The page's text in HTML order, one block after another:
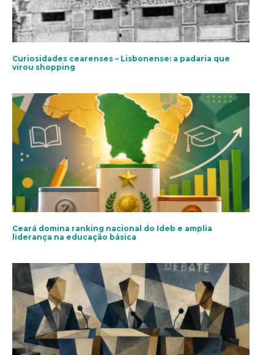
Curiosidades cearenses – Lisbonense: a padaria que
virou shopping
Ceará domina ranking nacional do Ideb e amplia
liderança na educação básica